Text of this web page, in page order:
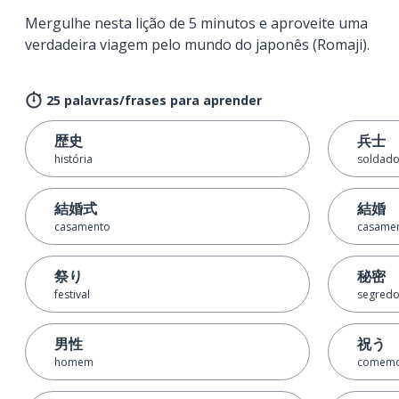
Mergulhe nesta lição de 5 minutos e aproveite uma
verdadeira viagem pelo mundo do japonês (Romaji).
25 palavras/frases para aprender
歴史
história
結婚式
casamento
祭り
festival
男性
homem
兵士
soldado
結婚
秘密
segredo
祝う